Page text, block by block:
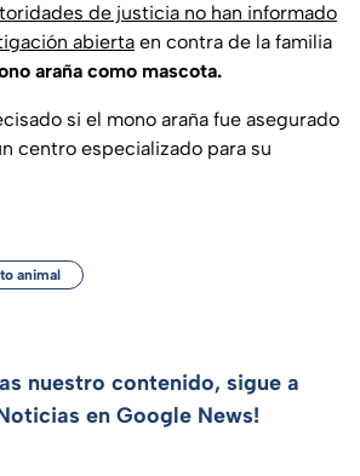
de justicia no han informado
abierta en contra de la familia
araña como mascota.
si el mono araña fue asegurado
centro especializado para su
animal
nuestro contenido, sigue a
en Google News!